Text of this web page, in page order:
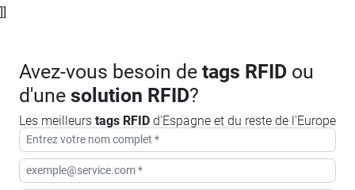
]]
Avez-vous besoin de tags RFID ou
d'une solution RFID?
Les meilleurs tags RFID d'Espagne et du reste de l'Europe